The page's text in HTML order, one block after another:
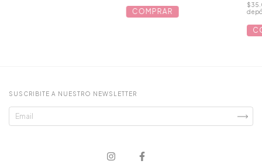
COMPRAR
SUSCRIBITE A NUESTRO NEWSLETTER